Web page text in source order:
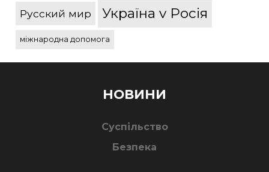
Русский мир Україна v Росія
міжнародна допомога
НОВИНИ
Суспільство
Безпека